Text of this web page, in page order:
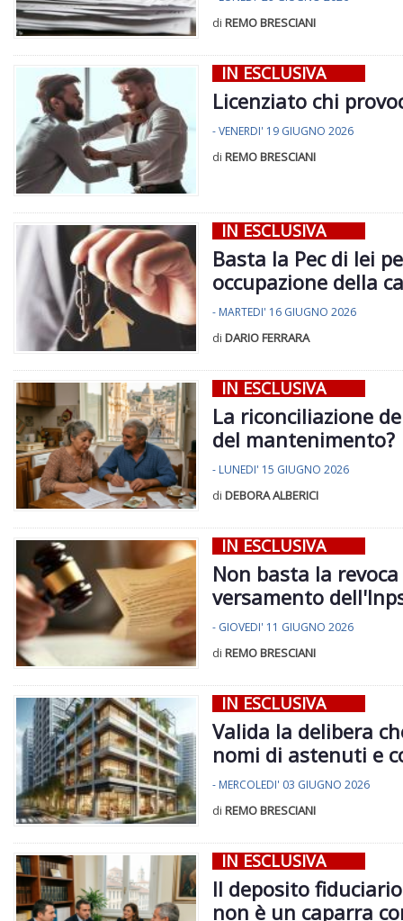
di REMO BRESCIANI
IN ESCLUSIVA
Licenziato chi
- VENERDI' 19 GIUGNO 2026
di REMO BRESCIANI
IN ESCLUSIVA
Basta la Pec di lei
occupazione della
- MARTEDI' 16 GIUGNO 2026
di DARIO FERRARA
IN ESCLUSIVA
La riconciliazione
del mantenimento?
- LUNEDI' 15 GIUGNO 2026
di DEBORA ALBERICI
IN ESCLUSIVA
Non basta la
versamento
- GIOVEDI' 11 GIUGNO 2026
di REMO BRESCIANI
IN ESCLUSIVA
Valida la delibera
nomi di astenuti e
- MERCOLEDI' 03 GIUGNO 2026
di REMO BRESCIANI
IN ESCLUSIVA
Il deposito
non è un caparra